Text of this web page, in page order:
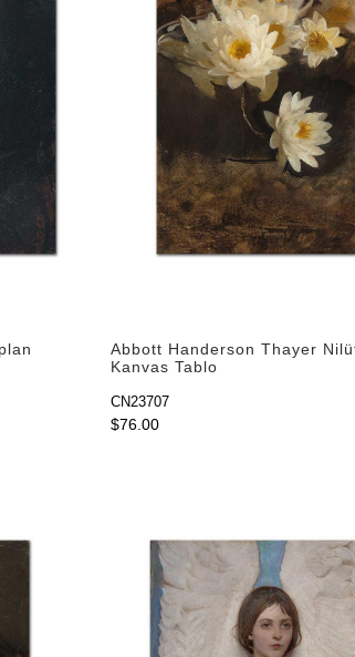
Abbott Handerson Thayer
Kanvas Tablo
CN23707
$76.00